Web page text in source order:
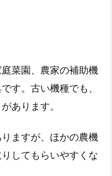
菜園、農家の補助機
す。古い機種でも、
あります。
ますが、ほかの農機
してもらいやすくな